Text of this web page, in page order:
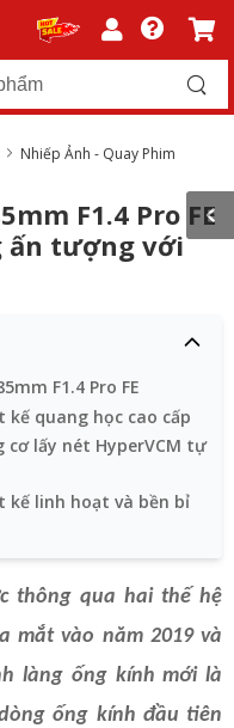
Nhiếp Ảnh - Quay Phim
F1.4 Pro FE
ấn tượng với
F1.4 Pro FE
kế quang học cao cấp
cơ lấy nét HyperVCM tự
kế linh hoạt và bền bỉ
thông qua hai thế hệ
mắt vào năm 2019 và
làng ống kính mới là
ống kính đầu tiên